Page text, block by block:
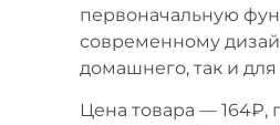
первоначальную
современному
домашнего, так и
Цена товара — 164₽,